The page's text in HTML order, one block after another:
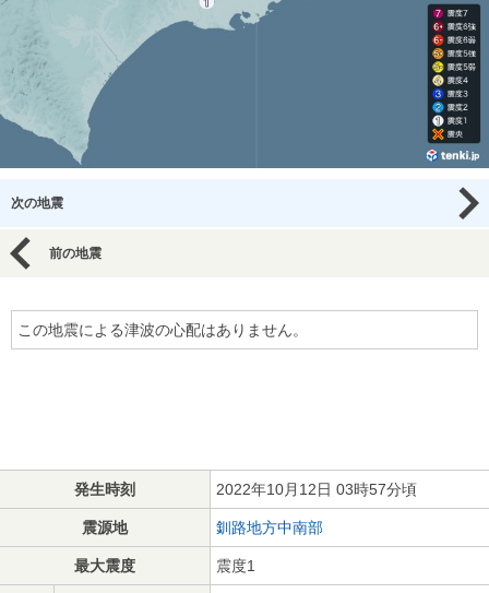
次の地震
前の地震
この地震による津波の心配はありません。
発生時刻 2022年10月12日 03時57分頃
震源地 釧路地方中南部
最大震度 震度1